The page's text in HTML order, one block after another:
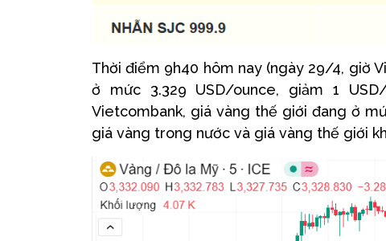
Thời điểm 9h40 hôm nay (ngày 29/4, giờ
ở mức 3.329 USD/ounce, giảm 1
Vietcombank, giá vàng thế giới đang ở
giá vàng trong nước và giá vàng thế giới